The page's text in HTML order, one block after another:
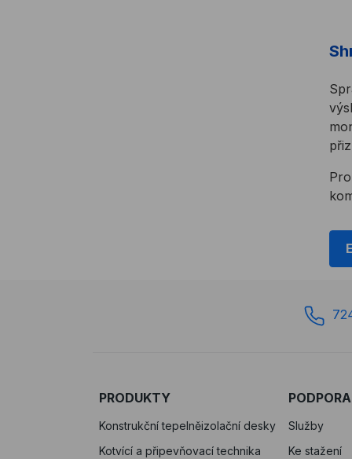
PRODUKTY
Konstrukční tepelněizolační desky
Kotvící a připevňovací technika
PODPORA
Služby
Ke stažení